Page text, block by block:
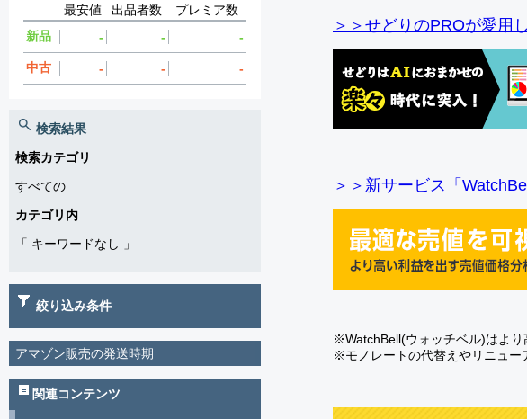
＞＞せどりのPROが愛用
＞＞新サービス「
※WatchBell(ウォッチベル)はよ
※モノレートの代替えやリニュー
最安値 出品者数
プレミア数
新品
- - -
中古 - - -
検索結果
検索カテゴリ
すべての
カテゴリ内
「 キーワードなし 」
絞り込み条件
アマゾン販売の発送時期
関連コンテンツ